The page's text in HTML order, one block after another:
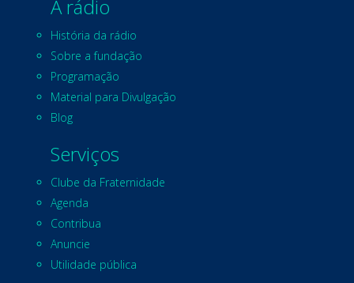
A rádio
História da rádio
Sobre a fundação
Programação
Material para Divulgação
Blog
Serviços
Clube da Fraternidade
Agenda
Contribua
Anuncie
Utilidade pública